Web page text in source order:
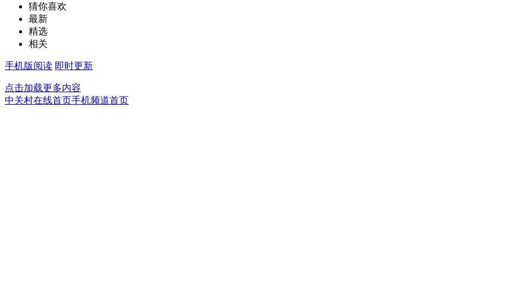
猜你喜欢
最新
精选
相关
手机版阅读 即时更新
点击加载更多内容
中关村在线首页手机频道首页